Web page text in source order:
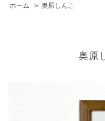
ホーム
> 奥原しんこ
奥原